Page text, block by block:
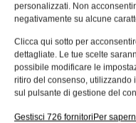
personalizzati. Non
negativamente su alcune
Clicca qui sotto per
dettagliate. Le tue scelte
possibile modificare le
ritiro del consenso,
sul pulsante di gestione del
Gestisci 726 fornitoriPer